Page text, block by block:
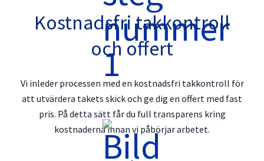
Kostnadsfri takkontroll
och offert
Vi inleder processen med en kostnadsfri takkontroll för
att utvärdera takets skick och ge dig en offert med fast
pris. På detta sätt får du full transparens kring
kostnaderna innan vi påbörjar arbetet.